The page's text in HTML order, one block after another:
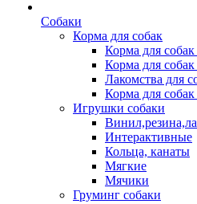
Собаки
Корма для собак
Корма для собак
Корма для
Лакомства для
Корма для
Игрушки собаки
Интерактивные
Кольца, канаты
Мягкие
Мячики
Груминг собаки